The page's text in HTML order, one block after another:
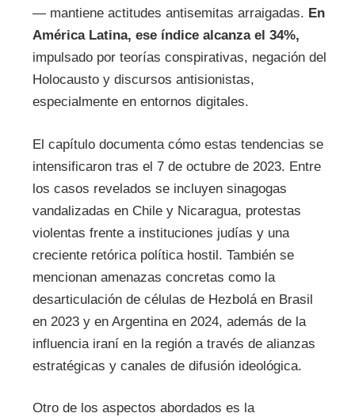
— mantiene actitudes antisemitas arraigadas. En
América Latina, ese índice alcanza el 34%,
impulsado por teorías conspirativas, negación del
Holocausto y discursos antisionistas,
especialmente en entornos digitales.
El capítulo documenta cómo estas tendencias se
intensificaron tras el 7 de octubre de 2023. Entre
los casos revelados se incluyen sinagogas
vandalizadas en Chile y Nicaragua, protestas
violentas frente a instituciones judías y una
creciente retórica política hostil. También se
mencionan amenazas concretas como la
desarticulación de células de Hezbolá en Brasil
en 2023 y en Argentina en 2024, además de la
influencia iraní en la región a través de alianzas
estratégicas y canales de difusión ideológica.
Otro de los aspectos abordados es la